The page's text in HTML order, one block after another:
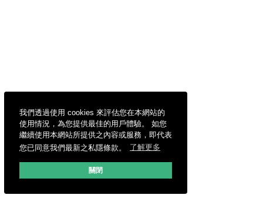
我們透過使用 cookies 來評估您在本網站的
使用情況，為您提供最佳的用戶體驗。 如您
繼續使用本網站所提供之內容或服務，即代表
您已同意我們最新之私隱條款。
了解更多
關閉